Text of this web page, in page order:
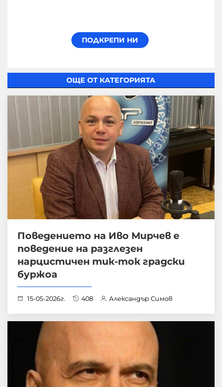
ОЩЕ ОТ КАТЕГОРИЯТА
Поведението на Иво Мирчев е
поведение на разглезен
нарцистичен тик-ток градски
буржоа
15-05-2026г. 408 Александър Симов